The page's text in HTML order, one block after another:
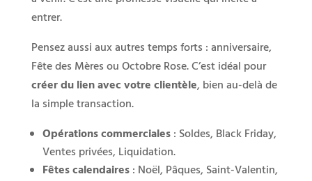
entrer.
Pensez aussi aux autres temps forts : anniversaire,
Fête des Mères ou Octobre Rose. C’est idéal pour
créer du lien avec votre clientèle, bien au-delà de
la simple transaction.
Opérations commerciales: Soldes, Black Friday,
Ventes privées, Liquidation.
Fêtes calendaires: Noël, Pâques, Saint-Valentin,